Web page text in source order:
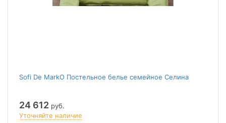
Sofi De MarkO Постельное белье семейное Селина
24 612 руб.
Уточняйте наличие